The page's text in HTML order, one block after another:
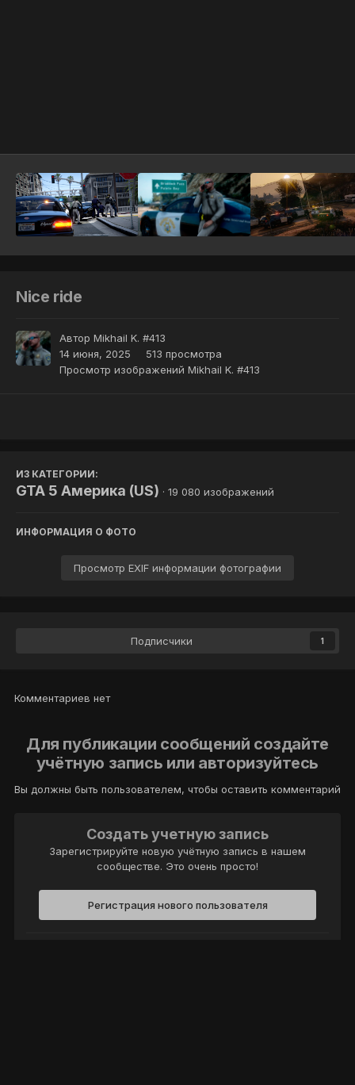
Nice ride
Автор Mikhail K. #413
14 июня, 2025
513 просмотра
Просмотр изображений Mikhail K. #413
ИЗ КАТЕГОРИИ:
GTA 5 Америка (US) · 19 080 изображений
ИНФОРМАЦИЯ О ФОТО
Просмотр EXIF информации фотографии
Подписчики 1
Комментариев нет
Для публикации сообщений создайте
учётную запись или авторизуйтесь
Вы должны быть пользователем, чтобы оставить комментарий
Создать учетную запись
Зарегистрируйте новую учётную запись в нашем
сообществе. Это очень просто!
Регистрация нового пользователя